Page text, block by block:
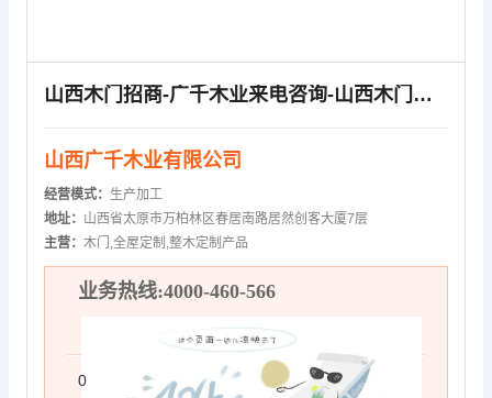
山西木门招商-广千木业来电咨询-山西木门招商公司
山西广千木业有限公司
经营模式： 生产加工
地址： 山西省太原市万柏林区春居南路居然创客大厦7层
主营： 木门,全屋定制,整木定制产品
业务热线:4000-460-566
0